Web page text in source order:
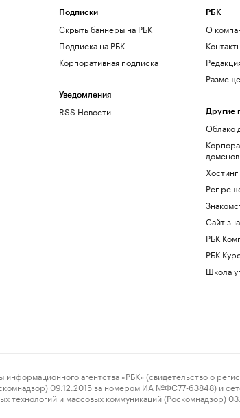
Подписки
Скрыть баннеры на РБК
Подписка на РБК
Корпоративная подписка
Уведомления
RSS Новости
РБК
О
Другие
Облако
доменов
Сайт
РБК
РБК
Школа
агентства «РБК» (свидетельство о
09.12.2015 за номером ИА №ФС77-63848) и
технологий и массовых коммуникаций